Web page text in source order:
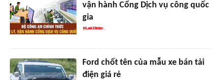
vận hành Cổng Dịch vụ công quốc
gia
Ford chốt tên của mẫu xe bán tải
điện giá rẻ